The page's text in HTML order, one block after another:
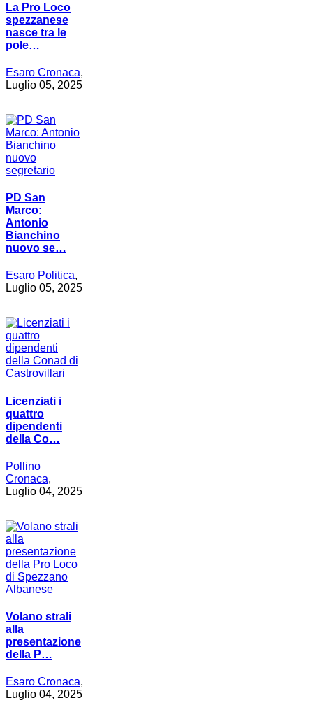
La Pro Loco
spezzanese
nasce tra le
pole…
Esaro Cronaca,
Luglio 05, 2025
PD San
Marco:
Antonio
Bianchino
nuovo se…
Esaro Politica,
Luglio 05, 2025
Licenziati i
quattro
dipendenti
della Co…
Pollino
Cronaca,
Luglio 04, 2025
Volano strali
alla
presentazione
della P…
Esaro Cronaca,
Luglio 04, 2025